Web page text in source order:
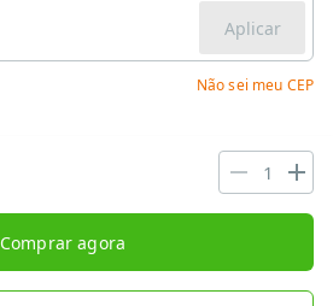
Aplicar
Não sei meu CEP
Comprar agora